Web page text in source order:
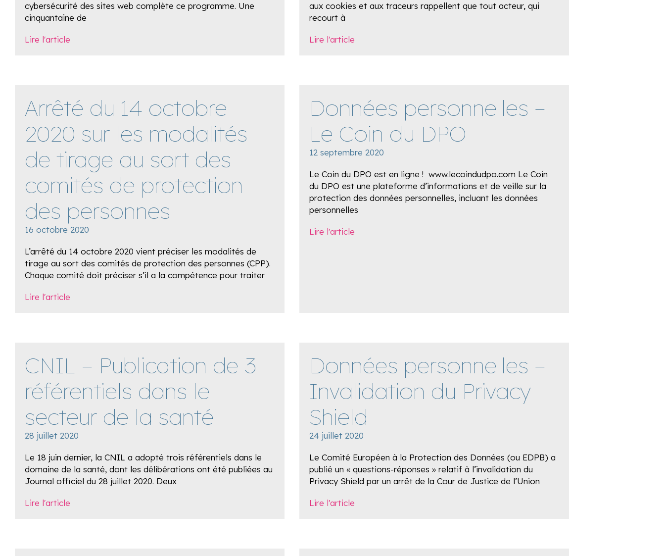
cybersécurité des sites web complète ce programme. Une
cinquantaine de
Lire l'article
aux cookies et aux traceurs rappellent que tout acteur, qui
recourt à
Lire l'article
Arrêté du 14 octobre
2020 sur les modalités
de tirage au sort des
comités de protection
des personnes
16 octobre 2020
L’arrêté du 14 octobre 2020 vient préciser les modalités de
tirage au sort des comités de protection des personnes (CPP).
Chaque comité doit préciser s’il a la compétence pour traiter
Lire l'article
Données personnelles –
Le Coin du DPO
12 septembre 2020
Le Coin du DPO est en ligne ! www.lecoindudpo.com Le Coin
du DPO est une plateforme d’informations et de veille sur la
protection des données personnelles, incluant les données
personnelles
Lire l'article
CNIL – Publication de 3
référentiels dans le
secteur de la santé
28 juillet 2020
Le 18 juin dernier, la CNIL a adopté trois référentiels dans le
domaine de la santé, dont les délibérations ont été publiées au
Journal officiel du 28 juillet 2020. Deux
Lire l'article
Données personnelles –
Invalidation du Privacy
Shield
24 juillet 2020
Le Comité Européen à la Protection des Données (ou EDPB) a
publié un « questions-réponses » relatif à l’invalidation du
Privacy Shield par un arrêt de la Cour de Justice de l’Union
Lire l'article